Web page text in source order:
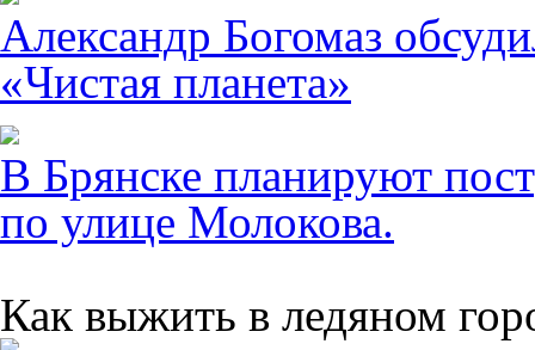
Александр Богомаз
«Чистая планета»
В Брянске планируют
по улице Молокова.
Как выжить в ледяном